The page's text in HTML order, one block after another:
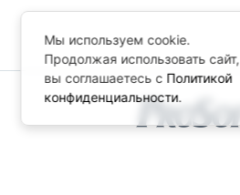
Мы используем cookie.
Продолжая использовать сайт,
вы соглашаетесь с Политикой
конфиденциальности.